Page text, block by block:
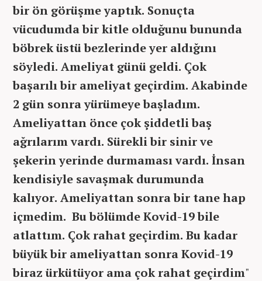
bir ön görüşme yaptık. Sonuçta
vücudumda bir kitle olduğunu bununda
böbrek üstü bezlerinde yer aldığını
söyledi. Ameliyat günü geldi. Çok
başarılı bir ameliyat geçirdim. Akabinde
2 gün sonra yürümeye başladım.
Ameliyattan önce çok şiddetli baş
ağrılarım vardı. Sürekli bir sinir ve
şekerin yerinde durmaması vardı. İnsan
kendisiyle savaşmak durumunda
kalıyor. Ameliyattan sonra bir tane hap
içmedim. Bu bölümde Kovid-19 bile
atlattım. Çok rahat geçirdim. Bu kadar
büyük bir ameliyattan sonra Kovid-19
biraz ürkütüyor ama çok rahat geçirdim"